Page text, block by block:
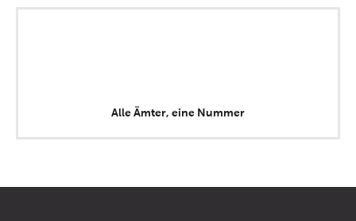
Alle Ämter, eine Nummer